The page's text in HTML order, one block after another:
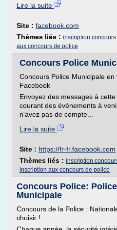
Lire la suite
Site : facebook.com
Thèmes liés : inscription
aux concours de police
Concours Police
Concours Police Municipale
Facebook
Envoyez des messages à
courant des évènements à
n'avez pas de compte...
Lire la suite
Site : https://fr-fr.facebook.com
Thèmes liés : inscription
inscription aux concours de police
Concours Police:
Municipale
Concours de la Police :
choisir !